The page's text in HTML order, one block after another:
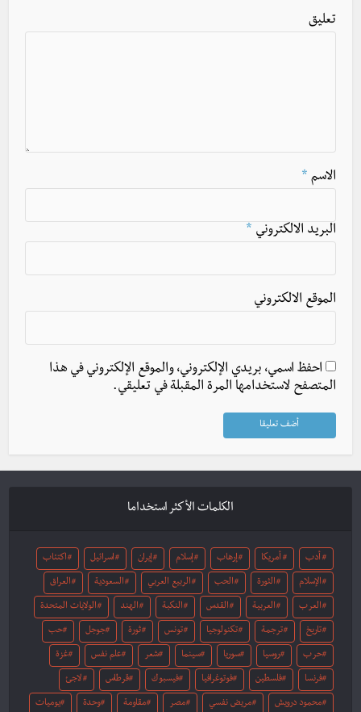
تعليق
الاسم *
البريد الالكتروني *
الموقع الالكتروني
احفظ اسمي، بريدي الإلكتروني، والموقع الإلكتروني في هذا
المتصفح لاستخدامها المرة المقبلة في تعليقي.
الكلمات الأكثر استخداما
أدب أمريكا إرهاب إسلام إيران اسرائيل اكتئاب
الإسلام الثورة الحب الربيع العربي السعودية العراق
العرب العربية القدس النكبة الهند الولايات المتحدة
تاريخ ترجمة تكنولوجيا تونس ثورة جوجل حب
حرب روسيا سوريا سينما شعر علم نفس غزة
فرنسا فلسطين فوتوغرافيا فيسبوك قرطاس لاجئ
محمود درويش مريض نفسي مصر مقاومة وحدة يوميات